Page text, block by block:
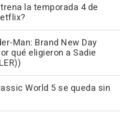
la temporada 4 de
Man: Brand New Day
qué eligieron a Sadie
World 5 se queda sin